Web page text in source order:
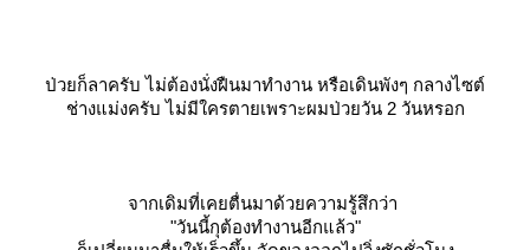
ป่วยก็ลาครับ ไม่ต้องนั่งฝืนมาทำงาน หรือเดินพังๆ กลางไซต์
ช่างแม่งครับ ไม่มีใครตายเพราะผมป่วยวัน 2 วันหรอก
จากเดิมที่เคยตื่นมาด้วยความรู้สึกว่า
"วันนี้กุต้องทำงานอีกแล้ว"